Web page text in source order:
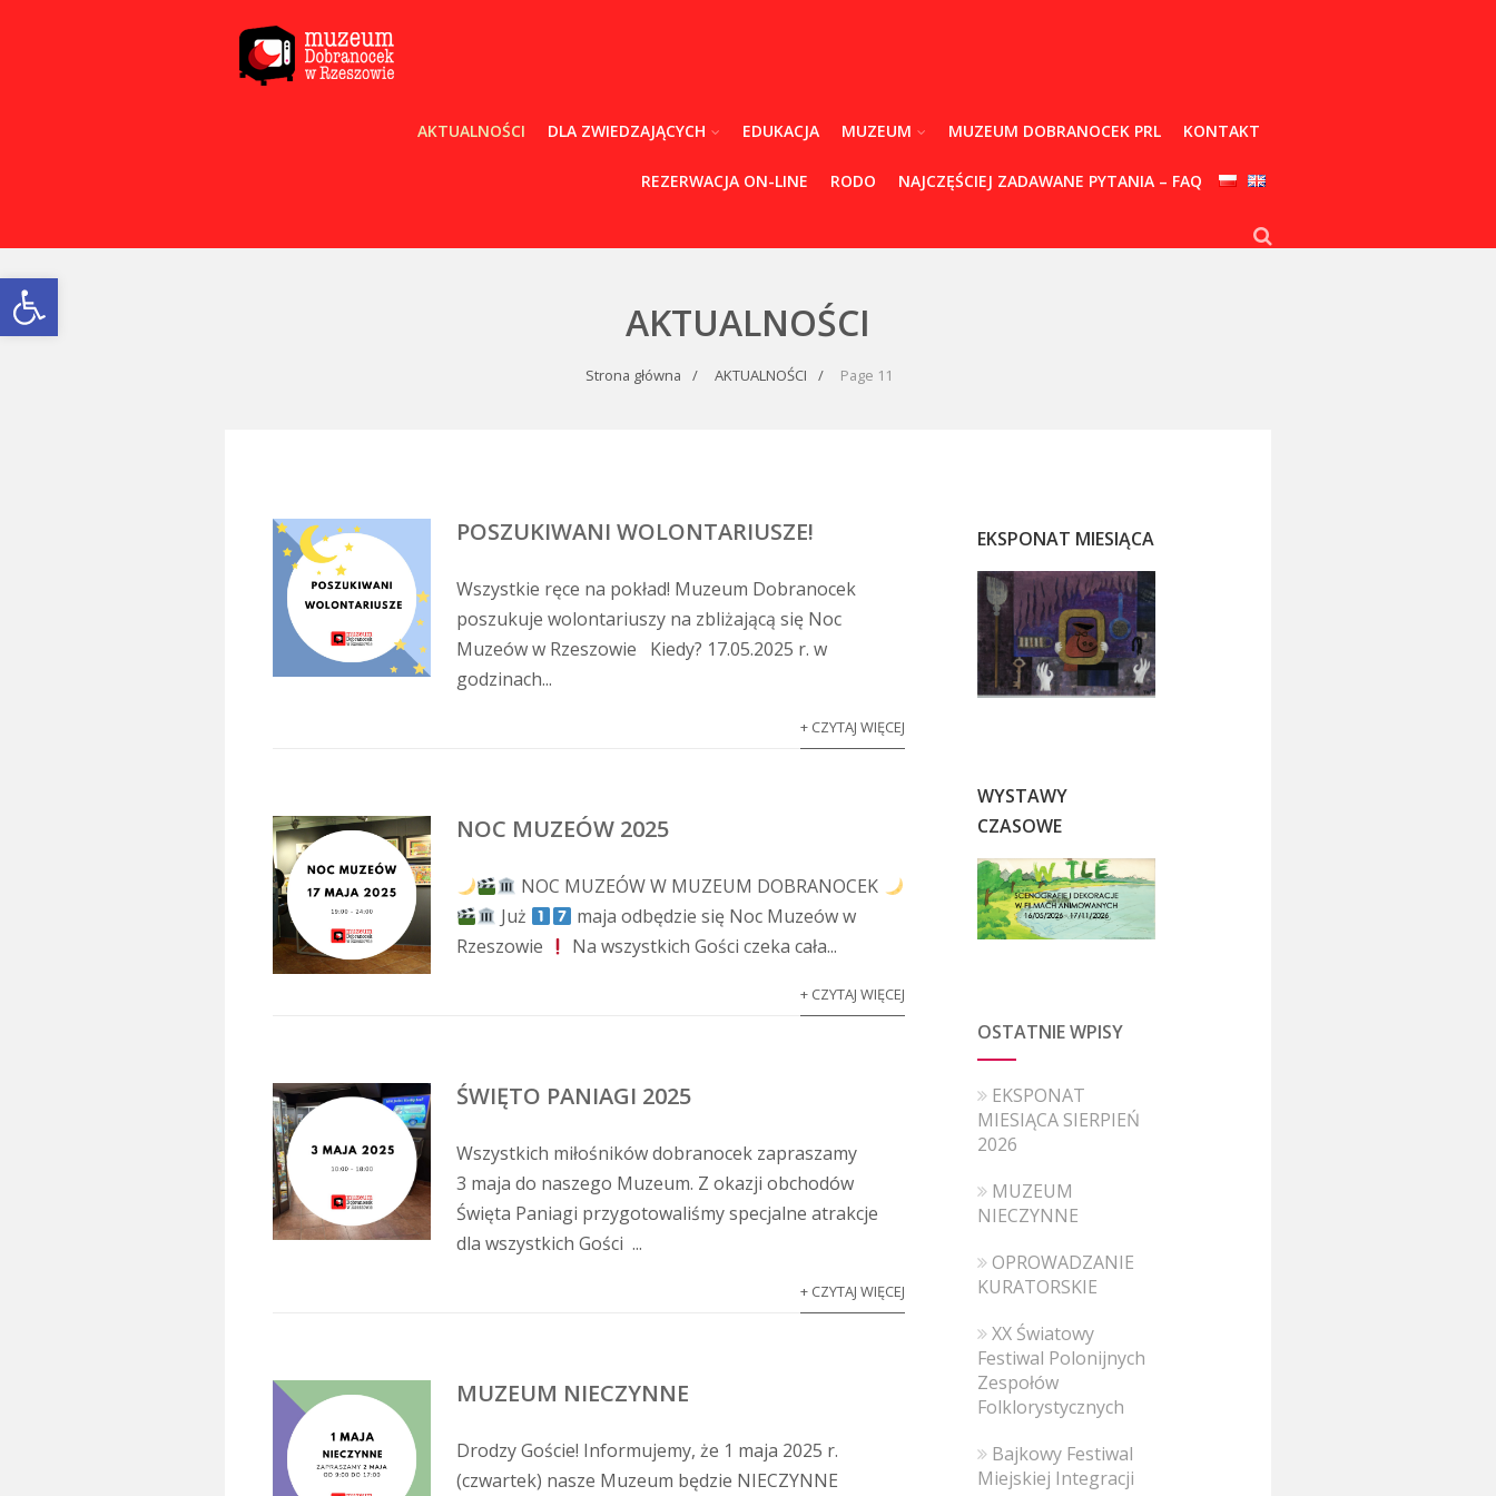
Open toolbar
AKTUALNOŚCI DLA ZWIEDZAJĄCYCH EDUKACJA MUZEUM MUZEUM DOBRANOCEK PRL KONTAKT
REZERWACJA ON-LINE RODO NAJCZĘŚCIEJ ZADAWANE PYTANIA – FAQ
AKTUALNOŚCI
Strona główna AKTUALNOŚCI Page 11
POSZUKIWANI WOLONTARIUSZE!
Wszystkie ręce na pokład! Muzeum Dobranocek
poszukuje wolontariuszy na zbliżającą się Noc
Muzeów w Rzeszowie Kiedy? 17.05.2025 r. w
godzinach...
+ CZYTAJ WIĘCEJ
NOC MUZEÓW 2025
NOC MUZEÓW W MUZEUM DOBRANOCEK
Już
maja odbędzie się Noc Muzeów w
Rzeszowie
Na wszystkich Gości czeka cała...
+ CZYTAJ WIĘCEJ
ŚWIĘTO PANIAGI 2025
Wszystkich miłośników dobranocek zapraszamy
3 maja do naszego Muzeum. Z okazji obchodów
Święta Paniagi przygotowaliśmy specjalne atrakcje
dla wszystkich Gości ...
+ CZYTAJ WIĘCEJ
MUZEUM NIECZYNNE
Drodzy Goście! Informujemy, że 1 maja 2025 r.
(czwartek) nasze Muzeum będzie NIECZYNNE
EKSPONAT MIESIĄCA
WYSTAWY
CZASOWE
OSTATNIE WPISY
EKSPONAT
MIESIĄCA SIERPIEŃ
2026
MUZEUM
NIECZYNNE
OPROWADZANIE
KURATORSKIE
XX Światowy
Festiwal Polonijnych
Zespołów
Folklorystycznych
Bajkowy Festiwal
Miejskiej Integracji